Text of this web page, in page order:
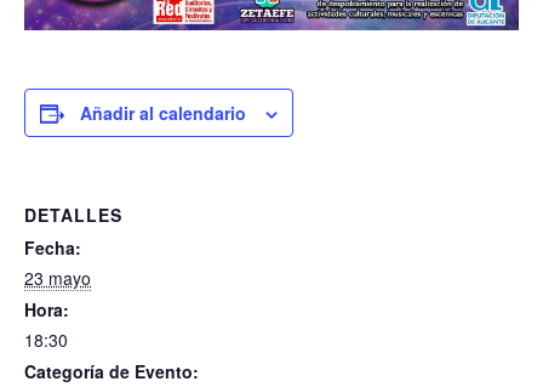
Añadir al calendario
DETALLES
Fecha:
23 mayo
Hora:
18:30
Categoría de Evento: